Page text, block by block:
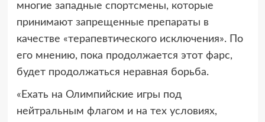
многие западные спортсмены, которые
принимают запрещенные препараты в
качестве «терапевтического исключения». По
его мнению, пока продолжается этот фарс,
будет продолжаться неравная борьба.
«Ехать на Олимпийские игры под
нейтральным флагом и на тех условиях,